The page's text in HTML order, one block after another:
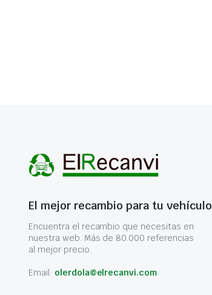
El mejor recambio para tu vehículo
Encuentra el recambio que necesitas en
nuestra web. Más de 80.000 referencias
al mejor precio.
Email: olerdola@elrecanvi.com